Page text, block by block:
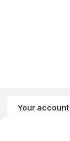
Your account